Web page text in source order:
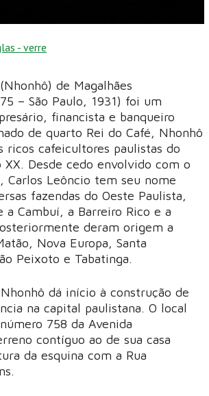
- verre
de Magalhães
– São Paulo, 1931) foi um
financista e banqueiro
de quarto Rei do Café, Nhonhô
ricos cafeicultores paulistas do
Desde cedo envolvido com o
Carlos Leôncio tem seu nome
fazendas do Oeste Paulista,
a Cambuí, a Barreiro Rico e a
deram origem a
Nova Europa, Santa
Peixoto e Tabatinga.
dá início à construção de
na capital paulistana. O local
758 da Avenida
contíguo ao de sua casa
da esquina com a Rua